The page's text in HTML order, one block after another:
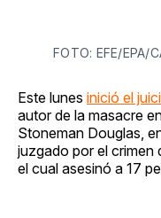
FOTO: EFE/EPA/
Este lunes inició el
autor de la masacre
Stoneman Douglas,
juzgado por el
el cual asesinó a 17